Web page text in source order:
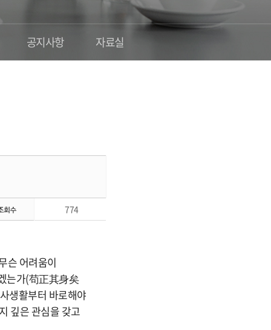
공지사항 자료실
774
슨 어려움이
는가(苟正其身矣
생활부터 바로해야
깊은 관심을 갖고